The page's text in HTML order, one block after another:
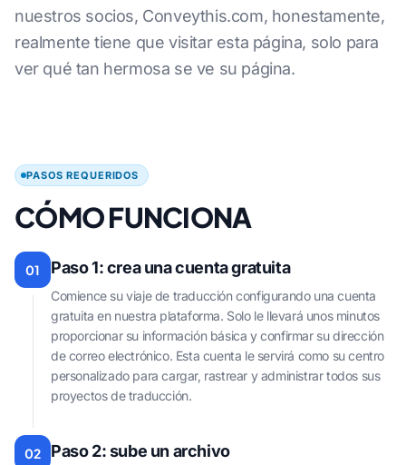
nuestros socios, Conveythis.com, honestamente,
realmente tiene que visitar esta página, solo para
ver qué tan hermosa se ve su página.
PASOS REQUERIDOS
CÓMO FUNCIONA
01 Paso 1: crea una cuenta gratuita
Comience su viaje de traducción configurando una cuenta
gratuita en nuestra plataforma. Solo le llevará unos minutos
proporcionar su información básica y confirmar su dirección
de correo electrónico. Esta cuenta le servirá como su centro
personalizado para cargar, rastrear y administrar todos sus
proyectos de traducción.
02 Paso 2: sube un archivo